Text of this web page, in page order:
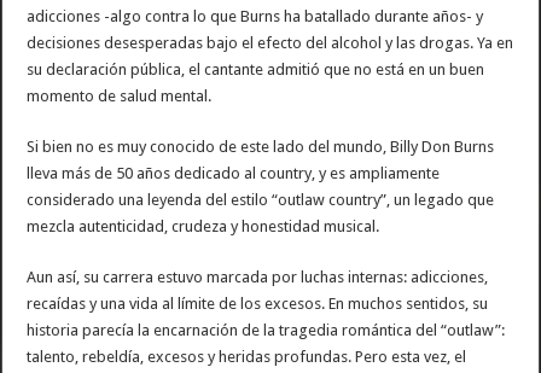
adicciones -algo contra lo que Burns ha batallado durante años- y
decisiones desesperadas bajo el efecto del alcohol y las drogas. Ya en
su declaración pública, el cantante admitió que no está en un buen
momento de salud mental.
Si bien no es muy conocido de este lado del mundo, Billy Don Burns
lleva más de 50 años dedicado al country, y es ampliamente
considerado una leyenda del estilo “outlaw country”, un legado que
mezcla autenticidad, crudeza y honestidad musical.
Aun así, su carrera estuvo marcada por luchas internas: adicciones,
recaídas y una vida al límite de los excesos. En muchos sentidos, su
historia parecía la encarnación de la tragedia romántica del “outlaw”:
talento, rebeldía, excesos y heridas profundas. Pero esta vez, el